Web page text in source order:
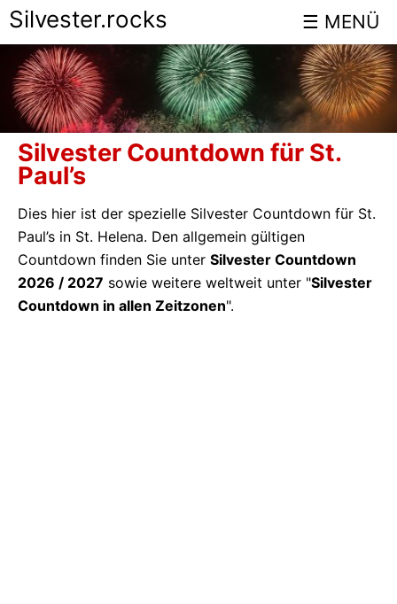
Silvester.rocks
Silvester Countdown für St.
Paul’s
Dies hier ist der spezielle Silvester Countdown für St.
Paul’s in St. Helena. Den allgemein gültigen
Countdown finden Sie unter Silvester Countdown
2026 / 2027 sowie weitere weltweit unter "Silvester
Countdown in allen Zeitzonen".